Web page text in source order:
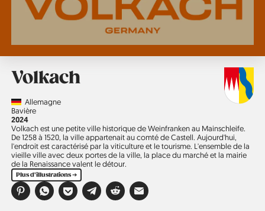
Volkach
CountryAllemagne
Région
Bavière
Année
2024
Volkach est une petite ville historique de Weinfranken au Mainschleife.
De 1258 à 1520, la ville appartenait au comté de Castell. Aujourd'hui,
l'endroit est caractérisé par la viticulture et le tourisme. L'ensemble de la
vieille ville avec deux portes de la ville, la place du marché et la mairie
de la Renaissance valent le détour.
Plus d'illustrations ➔